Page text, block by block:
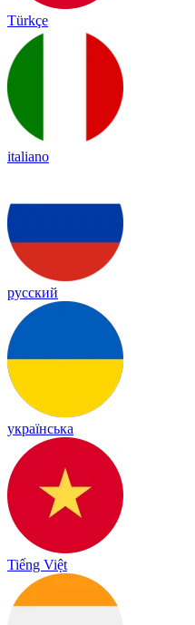
Türkçe
italiano
русский
українська
Tiếng Việt